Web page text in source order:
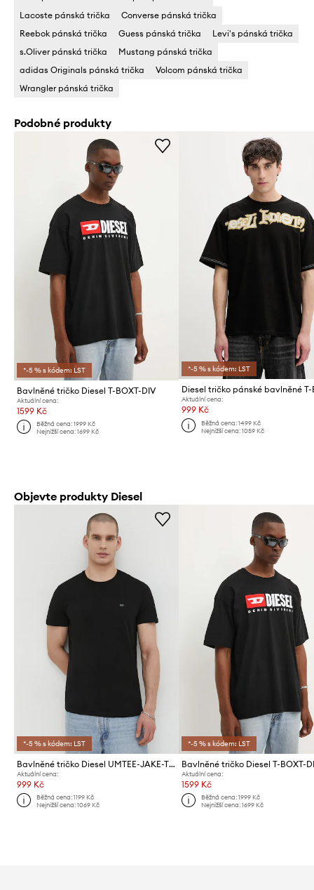
Lacoste pánská trička
Converse pánská trička
Reebok pánská trička
Guess pánská trička
Levi's pánská trička
s.Oliver pánská trička
Mustang pánská trička
adidas Originals pánská trička
Volcom pánská trička
Wrangler pánská trička
Podobné produkty
*-5 % s kódem: LST
Bavlněné tričko Diesel T-BOXT-DIV
Aktuální cena:
1599 Kč
Běžná cena:1999 Kč
Nejnižší cena:1699 Kč
*-5 % s kódem: LST
Aktuální cena:
999 Kč
Běžná cena: 1499 Kč
Nejnižší cena: 1059 Kč
Objevte produkty Diesel
*-5 % s kódem: LST
Bavlněné tričko Diesel UMTEE-JAKE-THREE PACK 3-pack
Aktuální cena:
999 Kč
Běžná cena:1199 Kč
Nejnižší cena:1069 Kč
*-5 % s kódem: LST
Bavlněné tričko Diesel T-BOXT-
Aktuální cena:
1599 Kč
Běžná cena: 1999 Kč
Nejnižší cena: 1699 Kč